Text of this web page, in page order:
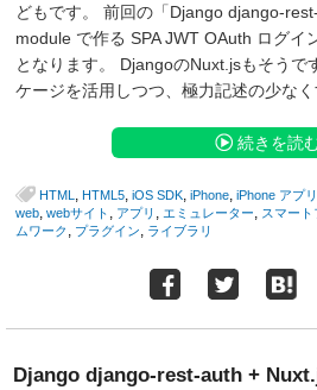
どもです。 前回の「Django django-
module で作る SPA JWT OAuth ログイ
となります。 DjangoのNuxt.jsもそうで
ケージを活用しつつ、極力記述の少な
続きを読
HTML HTML5 iOS SDK iPhone iPhone アプリ
web webサイト アプリ エミュレーター スマート
ムワーク
プラグイン ライブラリ
Django django-rest-auth +